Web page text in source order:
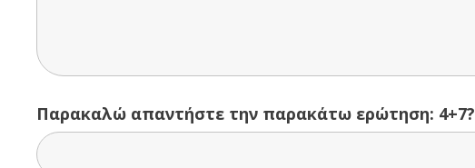
Παρακαλώ απαντήστε την παρακάτω ερώτηση: 4+7?